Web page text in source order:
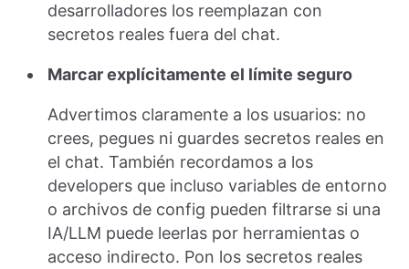
desarrolladores los reemplazan con
secretos reales fuera del chat.
Marcar explícitamente el límite seguro
Advertimos claramente a los usuarios: no
crees, pegues ni guardes secretos reales en
el chat. También recordamos a los
developers que incluso variables de entorno
o archivos de config pueden filtrarse si una
IA/LLM puede leerlas por herramientas o
acceso indirecto. Pon los secretos reales